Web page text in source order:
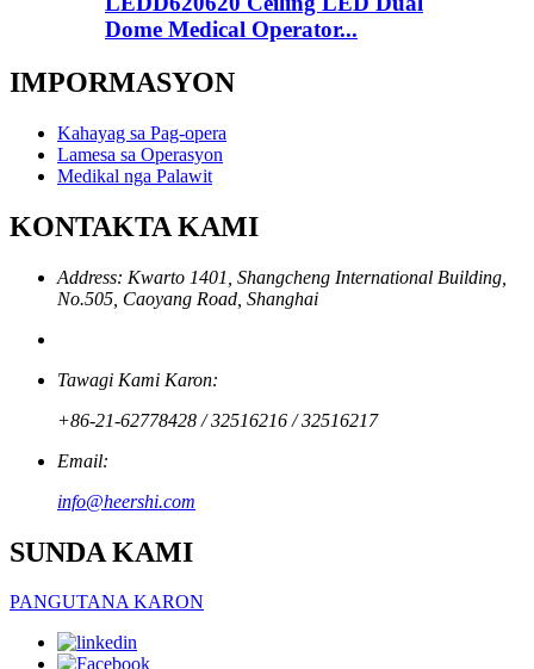
Dome Medical Operator...
IMPORMASYON
Kahayag sa Pag-opera
Lamesa sa Operasyon
Medikal nga Palawit
KONTAKTA KAMI
Address: Kwarto 1401, Shangcheng International Building,
No.505, Caoyang Road, Shanghai
Tawagi Kami Karon:
+86-21-62778428 / 32516216 / 32516217
Email:
info@heershi.com
SUNDA KAMI
PANGUTANA KARON